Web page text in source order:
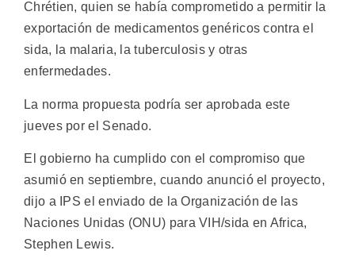
Chrétien, quien se había comprometido a permitir la
exportación de medicamentos genéricos contra el
sida, la malaria, la tuberculosis y otras
enfermedades.
La norma propuesta podría ser aprobada este
jueves por el Senado.
El gobierno ha cumplido con el compromiso que
asumió en septiembre, cuando anunció el proyecto,
dijo a IPS el enviado de la Organización de las
Naciones Unidas (ONU) para VIH/sida en Africa,
Stephen Lewis.